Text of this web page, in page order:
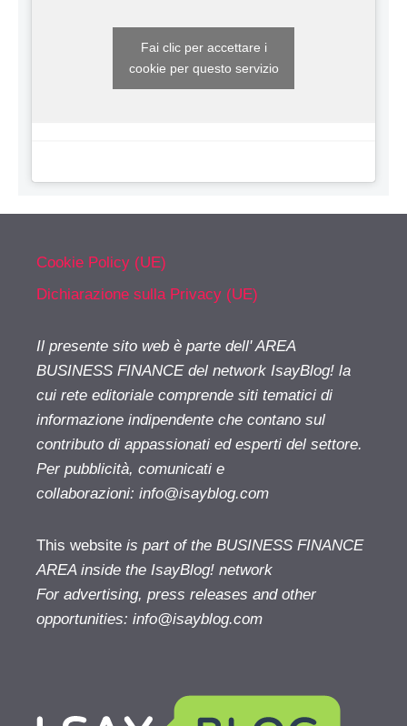
Fai clic per accettare i
cookie per questo servizio
Cookie Policy (UE)
Dichiarazione sulla Privacy (UE)
Il presente sito web è parte dell' AREA
BUSINESS FINANCE del network IsayBlog! la
cui rete editoriale comprende siti tematici di
informazione indipendente che contano sul
contributo di appassionati ed esperti del settore.
Per pubblicità, comunicati e
collaborazioni: info@isayblog.com
This website is part of the BUSINESS FINANCE
AREA inside the IsayBlog! network
For advertising, press releases and other
opportunities: info@isayblog.com